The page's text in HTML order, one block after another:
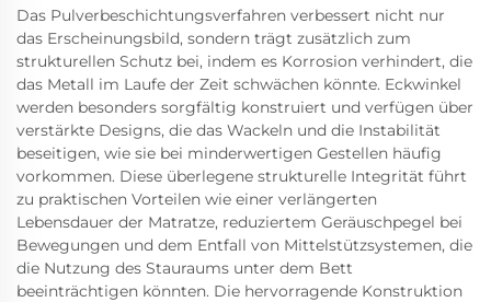
Das Pulverbeschichtungsverfahren verbessert nicht nur
das Erscheinungsbild, sondern trägt zusätzlich zum
strukturellen Schutz bei, indem es Korrosion verhindert, die
das Metall im Laufe der Zeit schwächen könnte. Eckwinkel
werden besonders sorgfältig konstruiert und verfügen über
verstärkte Designs, die das Wackeln und die Instabilität
beseitigen, wie sie bei minderwertigen Gestellen häufig
vorkommen. Diese überlegene strukturelle Integrität führt
zu praktischen Vorteilen wie einer verlängerten
Lebensdauer der Matratze, reduziertem Geräuschpegel bei
Bewegungen und dem Entfall von Mittelstützsystemen, die
die Nutzung des Stauraums unter dem Bett
beeinträchtigen könnten. Die hervorragende Konstruktion